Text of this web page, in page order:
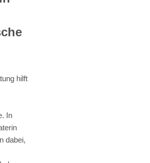
hilft
In
dabei,